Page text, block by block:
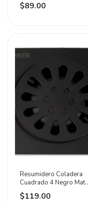
$89.00
Resumidero Coladera
Cuadrado 4 Negro Mate
Con Trampa Meer
$119.00